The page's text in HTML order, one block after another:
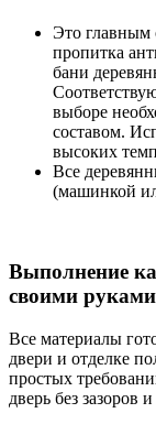
Это главным
пропитка
бани
выборе
составом.
высоких
Все
(машинкой
Выполнение
своими руками
Все материалы
двери и отделке
простых
дверь без зазоров